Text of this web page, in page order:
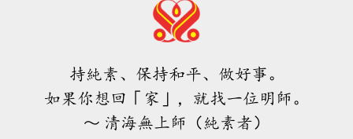
3:05
希望那些仍在沉睡，等待主耶穌的人
視台見到
焦點新聞 2026-08-08 938
持純素、保持和平、做好事。
如果你想回「家」，就找一位明師。
～ 清海無上師（純素者）